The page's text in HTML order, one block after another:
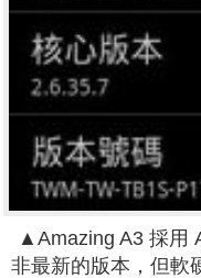
▲Amazing A3 採用
非最新的版本，但軟